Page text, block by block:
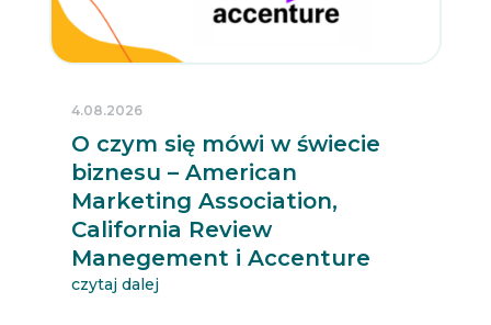
O czym się mówi w świecie
biznesu – American
Marketing Association,
California Review
Manegement i Accenture
4.08.2026
czytaj dalej